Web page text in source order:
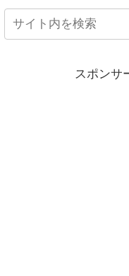
スポンサ